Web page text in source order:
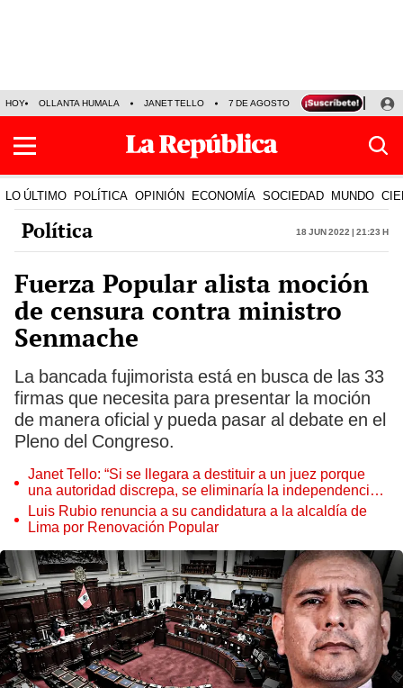
HOY OLLANTA HUMALA JANET TELLO 7 DE AGOSTO TINKA RESULTADOS
LO ÚLTIMO POLÍTICA OPINIÓN ECONOMÍA SOCIEDAD MUNDO
Política 18 Jun 2022 | 21:23 h
Fuerza Popular alista moción
de censura contra ministro
Senmache
La bancada fujimorista está en busca de las 33
firmas que necesita para presentar la moción
de manera oficial y pueda pasar al debate en el
Pleno del Congreso.
Janet Tello: “Si se llegara a destituir a un juez porque
una autoridad discrepa, se eliminaría la independencia
judicial”
Luis Rubio renuncia a su candidatura a la alcaldía de
Lima por Renovación Popular